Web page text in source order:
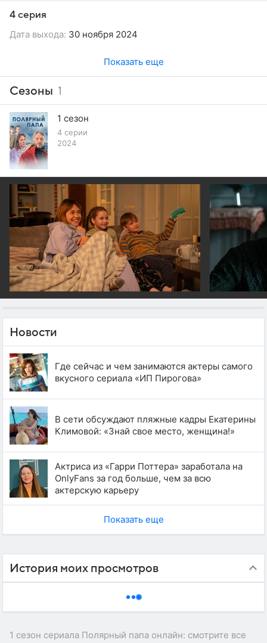
4 серия
Дата выхода: 30 ноября 2024
Показать еще
Сезоны 1
1 сезон
4 серии
2024
Новости
Где сейчас и чем занимаются актеры самого
вкусного сериала «ИП Пирогова»
В сети обсуждают пляжные кадры Екатерины
Климовой: «Знай свое место, женщина!»
Актриса из «Гарри Поттера» заработала на
OnlyFans за год больше, чем за всю
актерскую карьеру
Показать еще
История моих просмотров
1 сезон сериала Полярный папа онлайн: смотрите все